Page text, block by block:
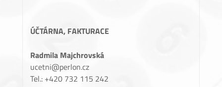
ÚČTÁRNA, FAKTURACE
Radmila Majchrovská
ucetni@perlon.cz
Tel.: +420 732 115 242